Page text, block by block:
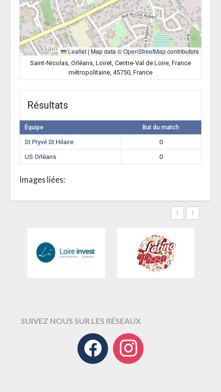
Leaflet | Map data ©OpenStreetMapcontributors
Saint-Nicolas, Orléans, Loiret, Centre-Val de Loire, France
métropolitaine, 45750, France
Résultats
Équipe But du match
St Pryvé St Hilaire
0
US Orléans
0
Images liées:
‹ ›
SUIVEZ NOUS SUR LES RÉSEAUX